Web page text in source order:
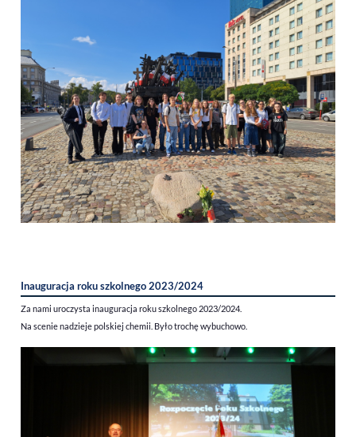
Inauguracja roku szkolnego 2023/2024
Za nami uroczysta inauguracja roku szkolnego 2023/2024.
Na scenie nadzieje polskiej chemii. Było trochę wybuchowo.